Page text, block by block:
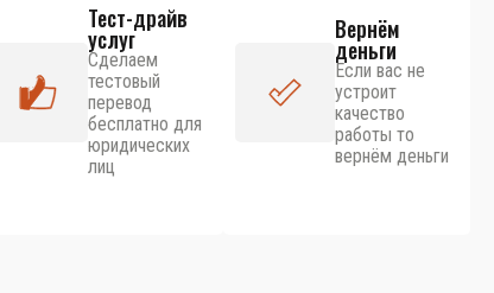
Тест-драйв
услуг
Сделаем
тестовый
перевод
бесплатно для
юридических
лиц
Вернём
деньги
Если вас не
устроит
качество
работы то
вернём деньги